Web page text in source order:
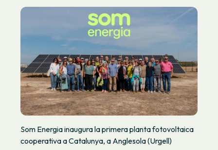
Som Energia inaugura la primera planta fotovoltaica
cooperativa a Catalunya, a Anglesola (Urgell)